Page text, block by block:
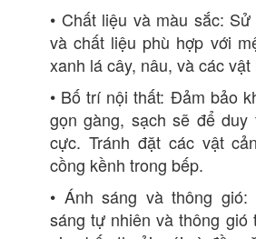
• Chất liệu và màu sắc:
và chất liệu phù hợp với
xanh lá cây, nâu, và các
• Bố trí nội thất: Đảm bảo
gọn gàng, sạch sẽ để
cực. Tránh đặt các vật
cồng kềnh trong bếp.
• Ánh sáng và thông
sáng tự nhiên và thông gió